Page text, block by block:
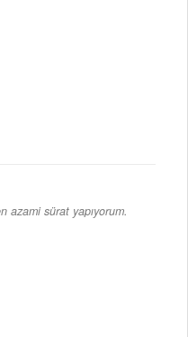
azami sürat yapıyorum.